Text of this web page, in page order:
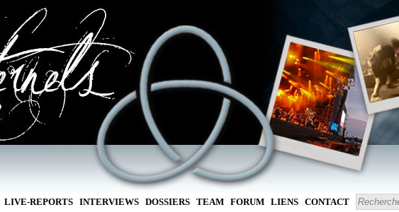
LIVE-REPORTS INTERVIEWS DOSSIERS TEAM FORUM LIENS CONTACT